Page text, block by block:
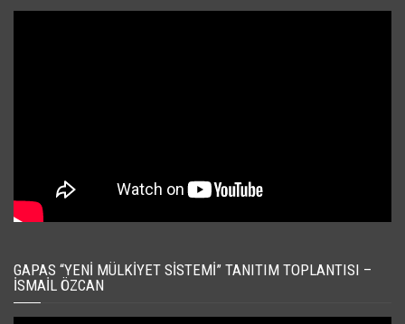
GAPAS “YENI MÜLKIYET SISTEMI” TANITIM TOPLANTISI –
İSMAIL ÖZCAN